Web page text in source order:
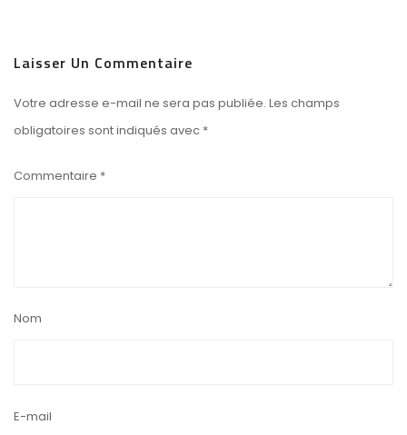
Laisser Un Commentaire
Votre adresse e-mail ne sera pas publiée. Les champs
obligatoires sont indiqués avec *
Commentaire *
Nom
E-mail